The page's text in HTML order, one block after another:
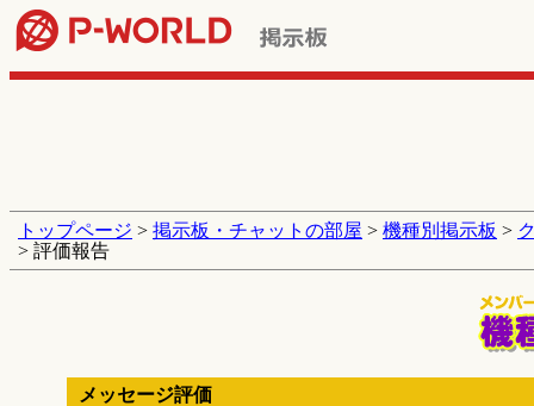
トップページ > 掲示板・チャットの部屋 > 機種別掲示板 >
> 評価報告
メッセージ評価